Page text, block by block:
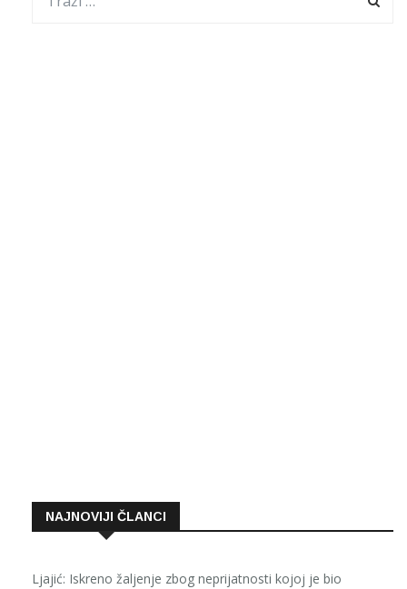
NAJNOVIJI ČLANCI
Ljajić: Iskreno žaljenje zbog neprijatnosti kojoj je bio